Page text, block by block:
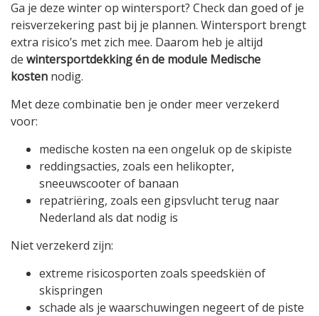
Ga je deze winter op wintersport? Check dan goed of je
reisverzekering past bij je plannen. Wintersport brengt
extra risico’s met zich mee. Daarom heb je altijd
de wintersportdekking én de module Medische
kosten nodig.
Met deze combinatie ben je onder meer verzekerd
voor:
medische kosten na een ongeluk op de skipiste
reddingsacties, zoals een helikopter,
sneeuwscooter of banaan
repatriëring, zoals een gipsvlucht terug naar
Nederland als dat nodig is
Niet verzekerd zijn:
extreme risicosporten zoals speedskiën of
skispringen
schade als je waarschuwingen negeert of de piste